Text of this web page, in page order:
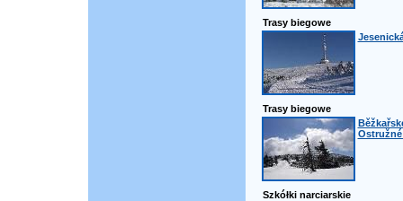
Trasy biegowe
Trasy biegowe
Szkółki narciarskie